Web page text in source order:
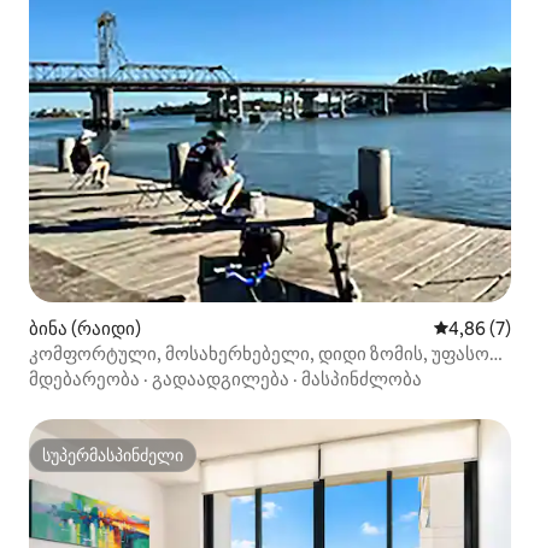
ბინა (რაიდი) საშუალო
4,86 (7)
კომფორტული, მოსახერხებელი, დიდი ზომის, უფასო
პარკირების ადგილი
მდებარეობა · გადაადგილება · მასპინძლობა
სუპერმასპინძელი
სუპერმასპინძელი